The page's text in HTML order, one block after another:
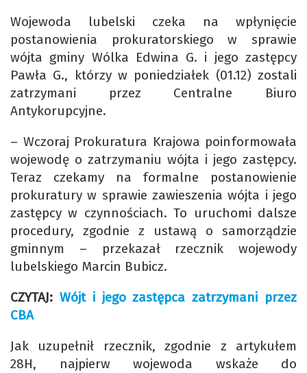
Wojewoda lubelski czeka na wpłynięcie
postanowienia prokuratorskiego w sprawie
wójta gminy Wólka Edwina G. i jego zastępcy
Pawła G., którzy w poniedziałek (01.12) zostali
zatrzymani przez Centralne Biuro
Antykorupcyjne.
– Wczoraj Prokuratura Krajowa poinformowała
wojewodę o zatrzymaniu wójta i jego zastępcy.
Teraz czekamy na formalne postanowienie
prokuratury w sprawie zawieszenia wójta i jego
zastępcy w czynnościach. To uruchomi dalsze
procedury, zgodnie z ustawą o samorządzie
gminnym – przekazał rzecznik wojewody
lubelskiego Marcin Bubicz.
CZYTAJ: Wójt i jego zastępca zatrzymani przez
CBA
Jak uzupełnił rzecznik, zgodnie z artykułem
28H, najpierw wojewoda wskaże do